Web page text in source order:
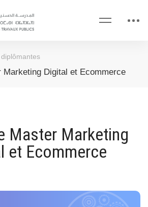
Marketing Digital et Ecommerce
Master Marketing
et Ecommerce